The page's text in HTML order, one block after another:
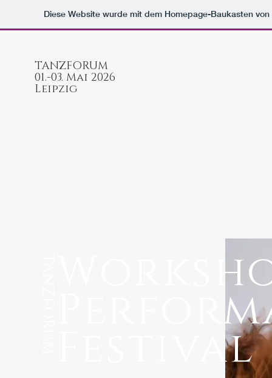
Diese Website wurde mit dem Homepage-Baukasten von
TANZFORUM
01.-03. Mai 2026
Leipzig
Festival